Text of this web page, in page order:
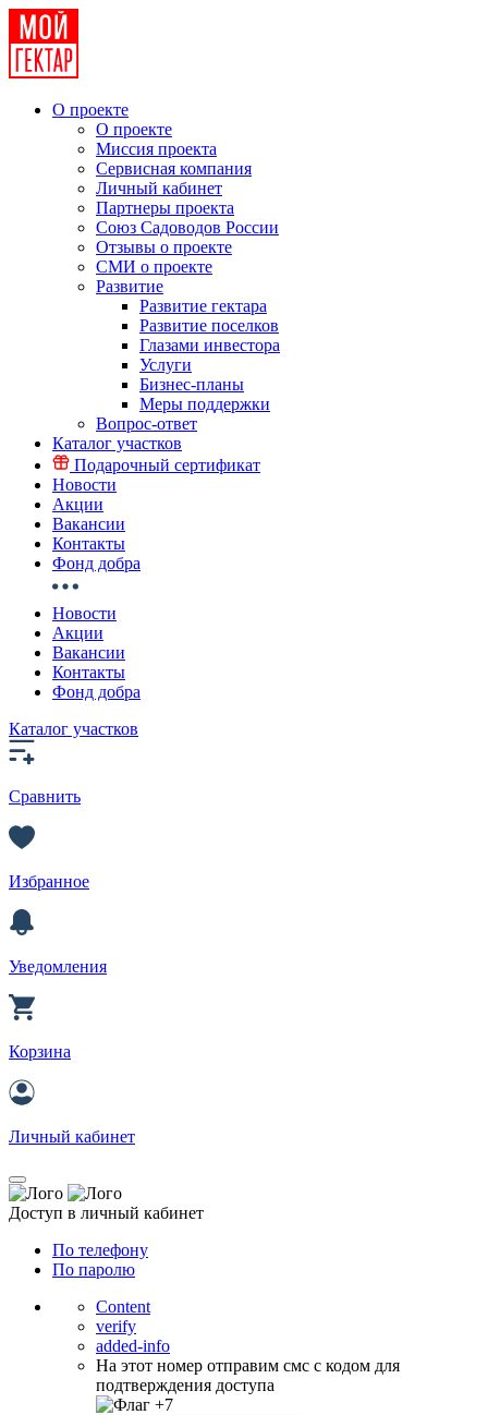
О проекте
О проекте
Миссия проекта
Сервисная компания
Личный кабинет
Партнеры проекта
Союз Садоводов России
Отзывы о проекте
СМИ о проекте
Развитие
Развитие гектара
Развитие поселков
Глазами инвестора
Услуги
Бизнес-планы
Меры поддержки
Вопрос-ответ
Каталог участков
Подарочный сертификат
Новости
Акции
Вакансии
Контакты
Фонд добра
Новости
Акции
Вакансии
Контакты
Фонд добра
Каталог участков
Сравнить
Избранное
Уведомления
Корзина
Личный кабинет
Доступ в личный кабинет
По телефону
По паролю
Content
verify
added-info
На этот номер отправим смс с кодом для
подтверждения доступа
+7